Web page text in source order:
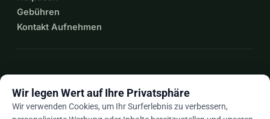
Gebühren
Kontakt Aufnehmen
Wir legen Wert auf Ihre Privatsphäre
Wir verwenden Cookies, um Ihr Surferlebnis zu verbessern,